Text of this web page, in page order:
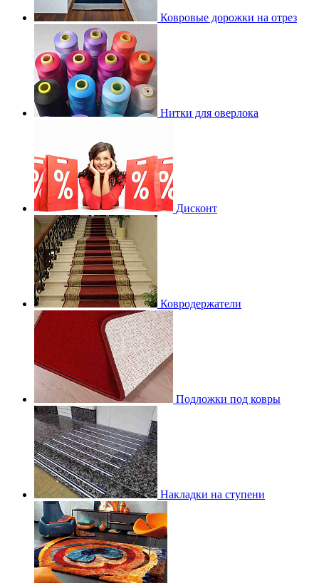
Ковровые дорожки на отрез
Нитки для оверлока
Дисконт
Ковродержатели
Подложки под ковры
Накладки на ступени